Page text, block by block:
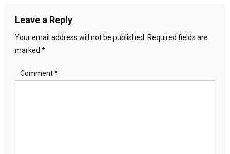
Leave a Reply
Your email address will not be published.
Required fields are
marked *
Comment*